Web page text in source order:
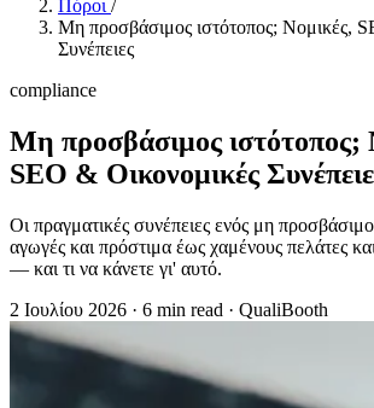
Πόροι /
Μη προσβάσιμος ιστότοπος; Νομικές,
Συνέπειες
compliance
Μη προσβάσιμος ιστότοπος;
SEO & Οικονομικές
Οι πραγματικές συνέπειες ενός μη
αγωγές και πρόστιμα έως χαμένους πελάτες
— και τι να κάνετε γι' αυτό.
2 Ιουλίου 2026 · 6 min read · QualiBooth